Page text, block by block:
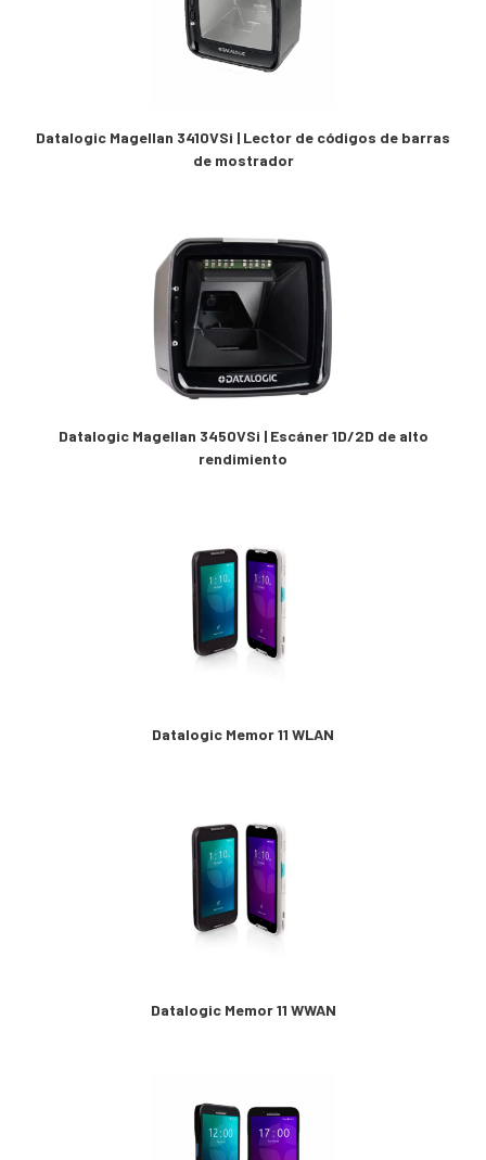
Datalogic Magellan 3410VSi | Lector de códigos de barras
de mostrador
Datalogic Magellan 3450VSi | Escáner 1D/2D de alto
rendimiento
Datalogic Memor 11 WLAN
Datalogic Memor 11 WWAN